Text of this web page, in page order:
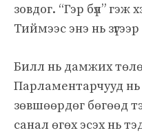
зовдог. “Гэр бүл” гэж
Тиймээс энэ нь
Билл нь дамжих
Парламентарчууд
зөвшөөрдөг бөгөөд
санал өгөх эсэх нь